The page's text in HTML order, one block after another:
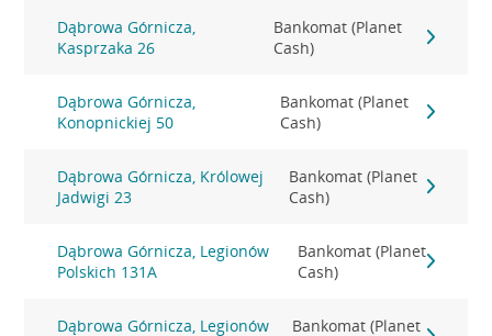
Dąbrowa Górnicza,
Kasprzaka 26
Bankomat (Planet
Cash)
Dąbrowa Górnicza,
Konopnickiej 50
Bankomat (Planet
Cash)
Dąbrowa Górnicza, Królowej
Jadwigi 23
Bankomat (Planet
Cash)
Dąbrowa Górnicza, Legionów
Polskich 131A
Bankomat (Planet
Cash)
Dąbrowa Górnicza, Legionów
Bankomat (Planet